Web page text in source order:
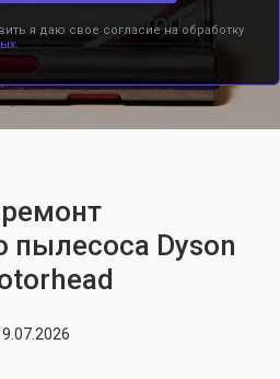
я даю свое согласие на обработку
пылесоса Dyson